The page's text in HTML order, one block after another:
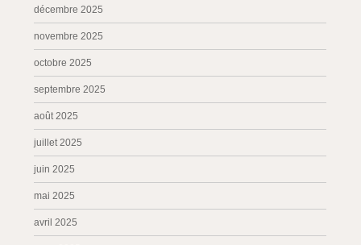
décembre 2025
novembre 2025
octobre 2025
septembre 2025
août 2025
juillet 2025
juin 2025
mai 2025
avril 2025